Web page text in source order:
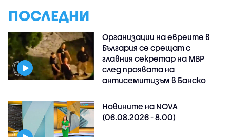
ПОСЛЕДНИ
Организации на евреите в
България се срещат с
главния секретар на МВР
след проявата на
антисемитизъм в Банско
Новините на NOVA
(06.08.2026 - 8.00)